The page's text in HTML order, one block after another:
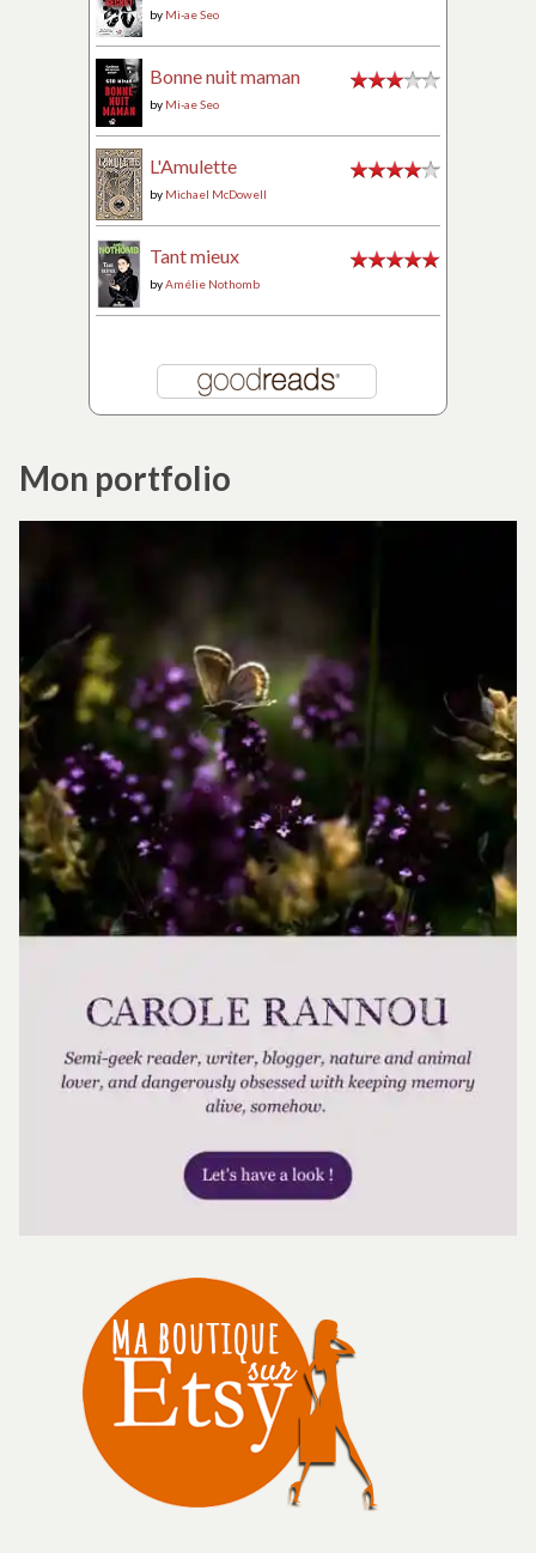
by Mi-ae Seo
Bonne nuit maman
by Mi-ae Seo
L'Amulette
by Michael McDowell
Tant mieux
byAmélie Nothomb
Mon portfolio